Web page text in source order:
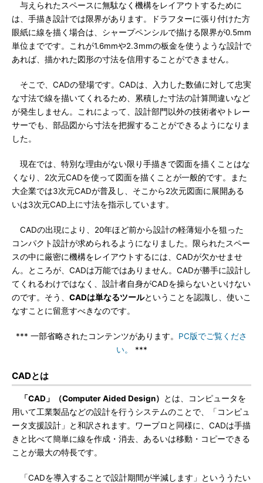
与えられたスペースに無駄なく機構をレイアウトするために
は、手描き設計では限界があります。ドラフターに張り付けた方
眼紙に線を描く場合は、シャープペンシルで描ける限界が0.5mm
単位までです。これが1.6mmや2.3mmの板金を使うような設計で
あれば、描かれた図形の寸法を信用することができません。
そこで、CADの登場です。CADは、入力した数値に対して忠実
な寸法で線を描いてくれるため、累積した寸法の計算間違いなど
が発生しません。これによって、設計部門以外の技術者やトレー
サーでも、部品図から寸法を把握することができるようになりま
した。
現在では、特別な理由がない限り手描きで図面を描くことはな
くなり、2次元CADを使って図面を描くことが一般的です。また
大企業では3次元CADが普及し、そこから2次元図面に展開ある
いは3次元CAD上に寸法を指示しています。
CADの出現により、20年ほど前から設計の軽薄短小を狙った
コンパクト設計が求められるようになりました。限られたスペー
スの中に厳密に機構をレイアウトするには、CADが欠かせませ
ん。ところが、CADは万能ではありません。CADが勝手に設計し
てくれるわけではなく、設計者自身がCADを操らないといけない
のです。そう、 CADは単なるツールということを認識し、使いこ
なすことに留意すべきなのです。
*** 一部省略されたコンテンツがあります。 PC版でご覧くださ
い。
***
CADとは
「CAD」（Computer Aided Design）
とは、コンピュータを
用いて工業製品などの設計を行うシステムのことで、「コンピュ
ータ支援設計」と和訳されます。ワープロと同様に、CADは手描
きと比べて簡単に線を作成・消去、あるいは移動・コピーできる
ことが最大の特長です。
「CADを導入することで設計期間が半減します」といううたい